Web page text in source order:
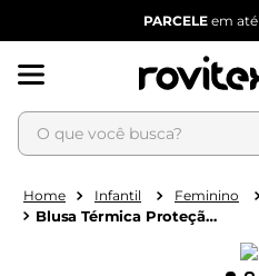
PARCELEem até
O que você busca?
Infantil Feminino
Blusa Térmica Proteção
Termos mais buscados
º
blusa feminina